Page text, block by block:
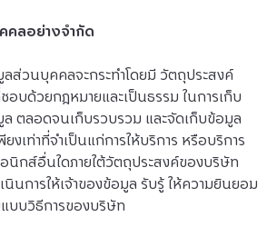
คลอย่างจำกัด
ส่วนบุคคลจะกระทำโดยมี วัตถุประสงค์
อบด้วยกฎหมายและเป็นธรรม ในการเก็บ
ตลอดจนเก็บรวบรวม และจัดเก็บข้อมูล
งเท่าที่จำเป็นแก่การให้บริการ หรือบริการ
นิกส์อื่นใดภายใต้วัตถุประสงค์ของบริษัท
นการให้เจ้าของข้อมูล รับรู้ ให้ความยินยอม
บบวิธีการของบริษัท